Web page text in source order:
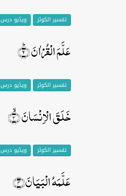
تفسیر الکوثر ویڈیو درس
عَلَّمَ الۡقُرۡاٰنَ ؕ﴿۲﴾
تفسیر الکوثر ویڈیو درس
خَلَقَ الۡاِنۡسَانَ ۙ﴿۳﴾
تفسیر الکوثر ویڈیو درس
عَلَّمَہُ الۡبَیَانَ﴿۴﴾